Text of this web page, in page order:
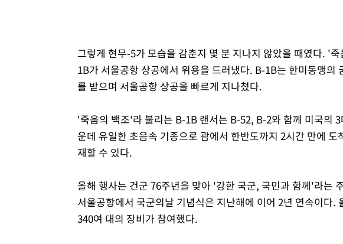
그렇게 현무-5가 모습을 감춘지 몇 분 지나지 않았을 때였다. '
1B가 서울공항 상공에서 위용을 드러냈다. B-1B는 한미동맹의
를 받으며 서울공항 상공을 빠르게 지나쳤다.
'죽음의 백조'라 불리는 B-1B 랜서는 B-52, B-2와 함께 미국의
운데 유일한 초음속 기종으로 괌에서 한반도까지 2시간 만에
재할 수 있다.
올해 행사는 건군 76주년을 맞아 '강한 국군, 국민과 함께'라는
서울공항에서 국군의날 기념식은 지난해에 이어 2년 연속이다.
340여 대의 장비가 참여했다.